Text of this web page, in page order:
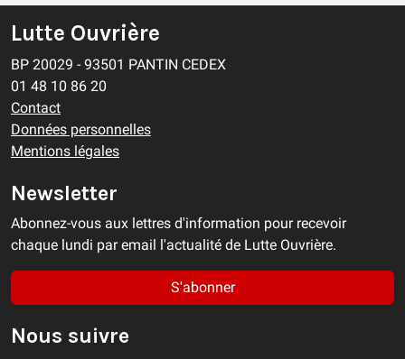
et l'inaction de l'Etat en Guyane :la seule
solution c'est de renverser …
EN BREF
Lutte Ouvrière
BP 20029 - 93501 PANTIN CEDEX
01 48 10 86 20
Contact
Données personnelles
Mentions légales
Newsletter
Abonnez-vous aux lettres d'information pour recevoir
chaque lundi par email l'actualité de Lutte Ouvrière.
S'abonner
Nous suivre